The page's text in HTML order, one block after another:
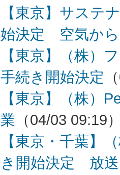
【東京】サステ
始決定 空気から
【東京】（株）
手続き開始決定
【東京】（株）
業 （04/03 09:19
【東京・千葉】
き開始決定 放送